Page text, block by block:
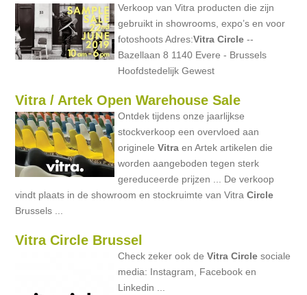
Verkoop van Vitra producten die zijn
gebruikt in showrooms, expo’s en voor
fotoshoots Adres:Vitra Circle --
Bazellaan 8 1140 Evere - Brussels
Hoofdstedelijk Gewest
Vitra / Artek Open Warehouse Sale
Ontdek tijdens onze jaarlijkse
stockverkoop een overvloed aan
origineleVitra en Artek artikelen die
worden aangeboden tegen sterk
gereduceerde prijzen ... De verkoop
vindt plaats in de showroom en stockruimte van VitraCircle
Brussels ...
Vitra Circle Brussel
Check zeker ook deVitra Circle sociale
media: Instagram, Facebook en
Linkedin ...